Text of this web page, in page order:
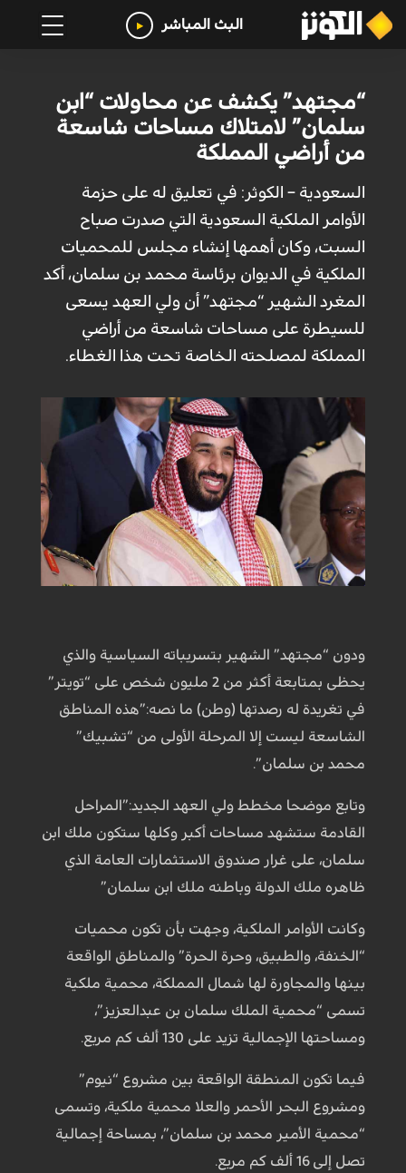
البث المباشر
“مجتهد” يكشف عن محاولات “ابن
سلمان” لامتلاك مساحات شاسعة
من أراضي المملكة
السعودية – الكوثر: في تعليق له على حزمة
الأوامر الملكية السعودية التي صدرت صباح
السبت، وكان أهمها إنشاء مجلس للمحميات
الملكية في الديوان برئاسة محمد بن سلمان، أكد
المغرد الشهير “مجتهد” أن ولي العهد يسعى
للسيطرة على مساحات شاسعة من أراضي
المملكة لمصلحته الخاصة تحت هذا الغطاء.
ودون “مجتهد” الشهير بتسريباته السياسية والذي
يحظى بمتابعة أكثر من 2 مليون شخص على “تويتر”
في تغريدة له رصدتها (وطن) ما نصه:”هذه المناطق
الشاسعة ليست إلا المرحلة الأولى من “تشبيك”
محمد بن سلمان”.
وتابع موضحا مخطط ولي العهد الجديد:”المراحل
القادمة ستشهد مساحات أكبر وكلها ستكون ملك ابن
سلمان، على غرار صندوق الاستثمارات العامة الذي
ظاهره ملك الدولة وباطنه ملك ابن سلمان”
وكانت الأوامر الملكية، وجهت بأن تكون محميات
“الخنفة، والطبيق، وحرة الحرة” والمناطق الواقعة
بينها والمجاورة لها شمال المملكة، محمية ملكية
تسمى “محمية الملك سلمان بن عبدالعزيز”،
ومساحتها الإجمالية تزيد على 130 ألف كم مربع.
فيما تكون المنطقة الواقعة بين مشروع “نيوم”
ومشروع البحر الأحمر والعلا محمية ملكية، وتسمى
“محمية الأمير محمد بن سلمان”، بمساحة إجمالية
تصل إلى 16 ألف كم مربع.